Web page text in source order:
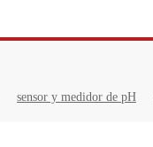
sensor y medidor de pH